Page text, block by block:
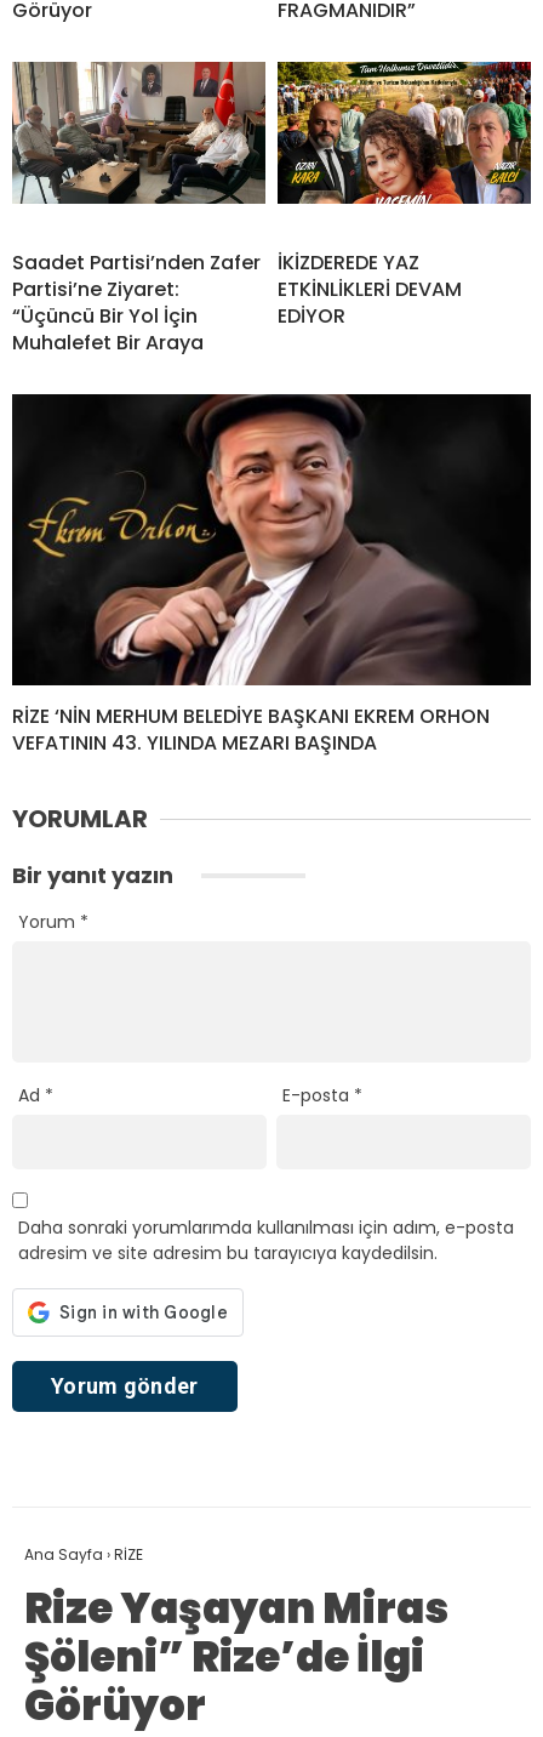
Görüyor FRAGMANIDIR”
Saadet Partisi’nden Zafer
Partisi’ne Ziyaret:
“Üçüncü Bir Yol İçin
Muhalefet Bir Araya
İKİZDEREDE YAZ
ETKİNLİKLERİ DEVAM
EDİYOR
RİZE ‘NİN MERHUM BELEDİYE BAŞKANI EKREM ORHON
VEFATININ 43. YILINDA MEZARI BAŞINDA
YORUMLAR
Bir yanıt yazın
Yorum *
Ad * E-posta *
Daha sonraki yorumlarımda kullanılması için adım, e-posta
adresim ve site adresim bu tarayıcıya kaydedilsin.
Ana Sayfa ›RİZE
Rize Yaşayan Miras
Şöleni” Rize’de İlgi
Görüyor